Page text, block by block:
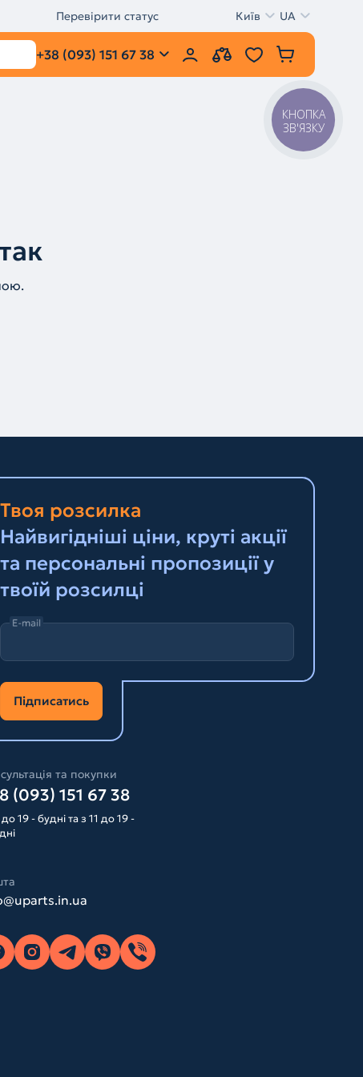
Перевірити статус Київ UA
+38 (093) 151 67 38
Твоя розсилка
Найвигідніші ціни, круті акції
та персональні пропозиції у
твоїй розсилці
E-mail
Підписатись
та покупки
(093) 151 67 38
19 - будні та з 11 до 19 -
КНОПКА
ЗВ'ЯЗКУ